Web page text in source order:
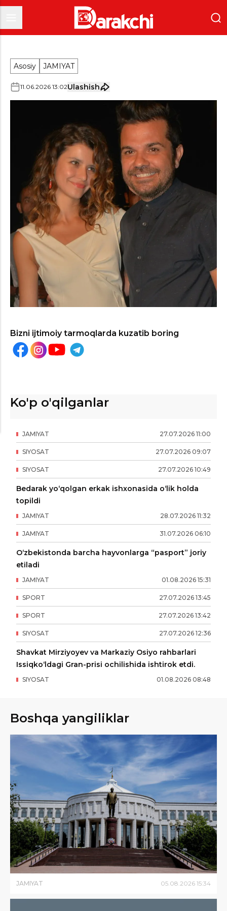
Asosiy JAMIYAT
11.06.2026 13:02Ulashish
Bizni ijtimoiy tarmoqlarda kuzatib boring
Ko'p o'qilganlar
27.07.2026 11:00
JAMIYAT
27.07.2026 09:07
SIYOSAT
27.07.2026 10:49
SIYOSAT
Bedarak yo‘qolgan erkak ishxonasida o‘lik holda
topildi
28.07.2026 11:32
JAMIYAT
31.07.2026 06:10
JAMIYAT
O‘zbekistonda barcha hayvonlarga “pasport” joriy
etiladi
01.08.2026 15:31
JAMIYAT
27.07.2026 13:45
SPORT
27.07.2026 13:42
SPORT
27.07.2026 12:36
SIYOSAT
Shavkat Mirziyoyev va Markaziy Osiyo rahbarlari
Issiqko‘ldagi Gran-prisi ochilishida ishtirok etdi.
01.08.2026 08:48
SIYOSAT
Boshqa yangiliklar
JAMIYAT 05 08 2026 15:34